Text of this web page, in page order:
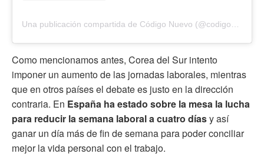
Como mencionamos antes, Corea del Sur intento
imponer un aumento de las jornadas laborales, mientras
que en otros países el debate es justo en la dirección
contraria. En España ha estado sobre la mesa la lucha
para reducir la semana laboral a cuatro díasy así
ganar un día más de fin de semana para poder conciliar
mejor la vida personal con el trabajo.